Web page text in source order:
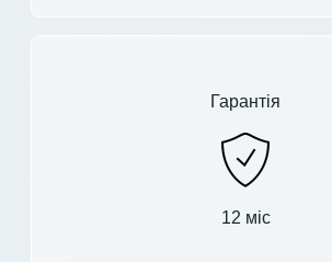
Гарантія
12 міс